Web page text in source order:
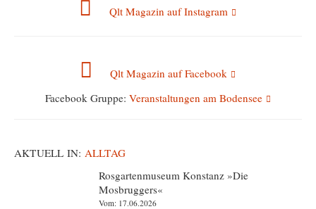
Qlt Magazin auf Instagram
Qlt Magazin auf Facebook
Facebook Gruppe: Veranstaltungen am Bodensee
AKTUELL IN: ALLTAG
Rosgartenmuseum Konstanz »Die
Mosbruggers«
Vom: 17.06.2026